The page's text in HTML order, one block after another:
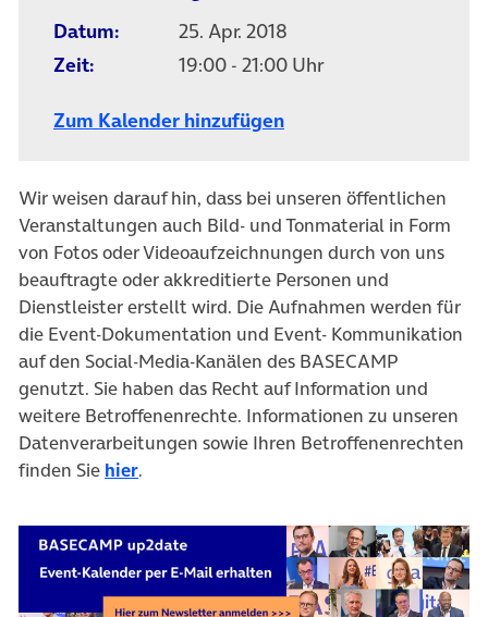
Datum:
25. Apr. 2018
Zeit:
19:00 - 21:00 Uhr
Zum Kalender hinzufügen
Wir weisen darauf hin, dass bei unseren öffentlichen
Veranstaltungen auch Bild- und Tonmaterial in Form
von Fotos oder Videoaufzeichnungen durch von uns
beauftragte oder akkreditierte Personen und
Dienstleister erstellt wird. Die Aufnahmen werden für
die Event-Dokumentation und Event- Kommunikation
auf den Social-Media-Kanälen des BASECAMP
genutzt. Sie haben das Recht auf Information und
weitere Betroffenenrechte. Informationen zu unseren
Datenverarbeitungen sowie Ihren Betroffenenrechten
finden Sie hier.